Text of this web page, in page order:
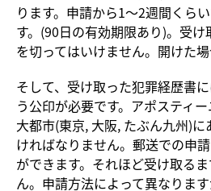
ります。申請から1〜2週間くら
す。(90日の有効期限あり)。受
を切ってはいけません。開けた場
そして、受け取った犯罪経歴書
う公印が必要です。アポスティ
大都市(東京, 大阪, たぶん九州)
ければなりません。郵送での申
ができます。それほど受け取る
ん。申請方法によって異なりま